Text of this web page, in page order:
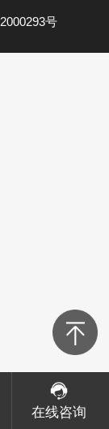
号
在线咨询
在线咨询